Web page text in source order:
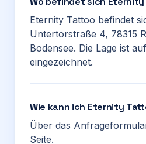
Eternity Tattoo befindet
Untertorstraße 4, 78315
Bodensee. Die Lage ist
eingezeichnet.
Wie kann ich Eternity
Über das
Seite.